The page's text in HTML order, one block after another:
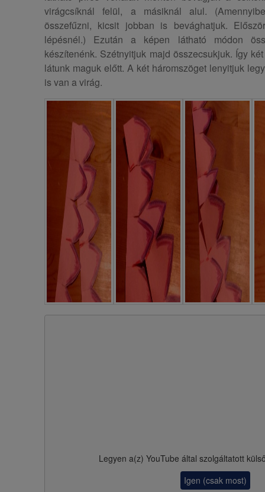
virágcsíknál felül, a másiknál alul.
összefűzni, kicsit jobban is bevághatjuk.
lépésnél.) Ezután a képen látható módon
készítenénk. Szétnyitjuk majd összecsukjuk. Így
látunk maguk előtt. A két háromszöget lenyitjuk
is van a virág.
Legyen a(z) YouTube által szolgáltatott
Igen (csak most)